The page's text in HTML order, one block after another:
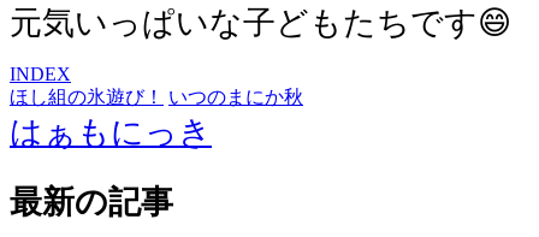
元気いっぱいな子どもたちです😄
INDEX
ほし組の氷遊び！
いつのまにか秋
はぁもにっき
最新の記事